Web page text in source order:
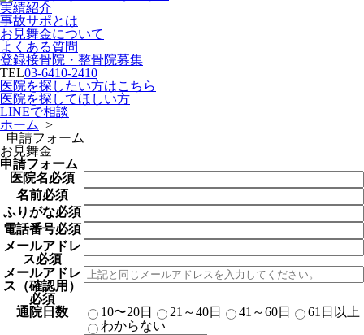
実績紹介
事故サポとは
お見舞金について
よくある質問
登録接骨院・整骨院募集
TEL03-6410-2410
医院を探したい方はこちら
医院を探してほしい方
LINEで相談
ホーム >
申請フォーム
お見舞金
申請フォーム
医院名必須
名前必須
ふりがな必須
電話番号必須
メールアドレ
ス必須
メールアドレ
ス（確認用）
必須
通院日数
10〜20日 21～40日 41～60日
61日以上
わからない